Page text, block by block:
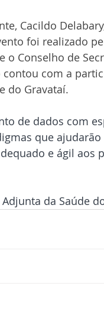
Cacildo
foi realizado
o Conselho de
contou com a
do Gravataí.
de dados com
que
e ágil aos
da Saúde